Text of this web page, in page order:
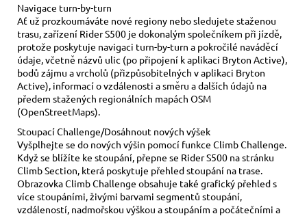
Navigace turn-by-turn
Ať už prozkoumáváte nové regiony nebo sledujete staženou
trasu, zařízení Rider S500 je dokonalým společníkem při jízdě,
protože poskytuje navigaci turn-by-turn a pokročilé naváděcí
údaje, včetně názvů ulic (po připojení k aplikaci Bryton Active),
bodů zájmu a vrcholů (přizpůsobitelných v aplikaci Bryton
Active), informací o vzdálenosti a směru a dalších údajů na
předem stažených regionálních mapách OSM
(OpenStreetMaps).
Stoupací Challenge/Dosáhnout nových výšek
Vyšplhejte se do nových výšin pomocí funkce Climb Challenge.
Když se blížíte ke stoupání, přepne se Rider S500 na stránku
Climb Section, která poskytuje přehled stoupání na trase.
Obrazovka Climb Challenge obsahuje také grafický přehled s
více stoupáními, živými barvami segmentů stoupání,
vzdáleností, nadmořskou výškou a stoupáním a počátečními a